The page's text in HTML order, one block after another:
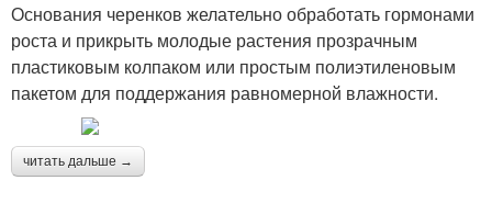
Основания черенков желательно обработать гормонами
роста и прикрыть молодые растения прозрачным
пластиковым колпаком или простым полиэтиленовым
пакетом для поддержания равномерной влажности.
читать дальше →